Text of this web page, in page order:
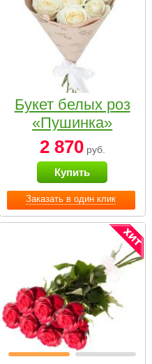
Заказать в один клик
Букет белых роз
«Пушинка»
2 870руб.
Купить